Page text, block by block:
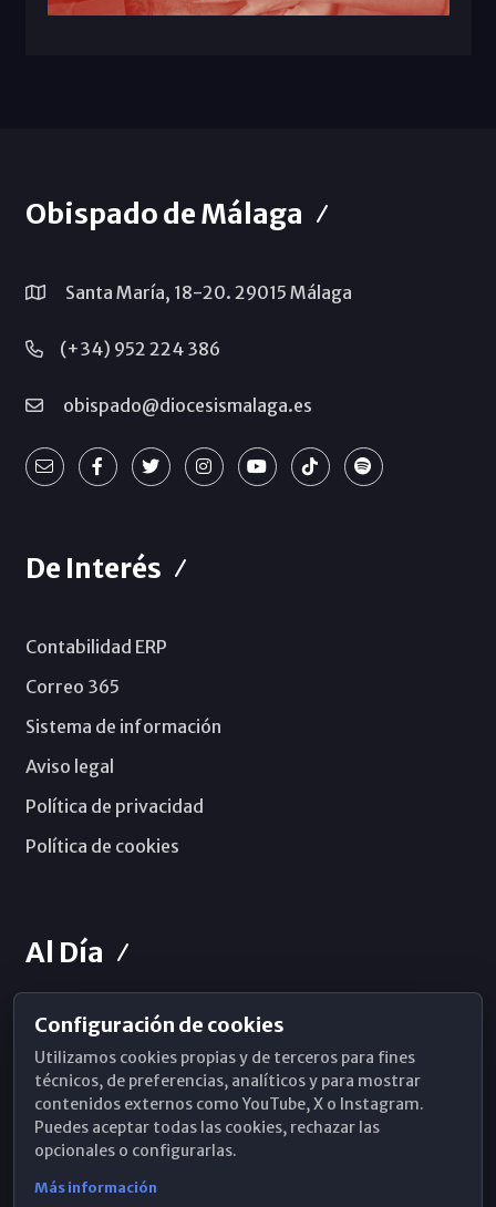
Obispado de Málaga
Santa María, 18-20. 29015 Málaga
(+34) 952 224 386
obispado@diocesismalaga.es
De Interés
Contabilidad ERP
Correo 365
Sistema de información
Aviso legal
Política de privacidad
Política de cookies
Al Día
Horarios de Misa
Hemeroteca
WhatsApp
Configuración de cookies
Utilizamos cookies propias y de terceros para fines
técnicos, de preferencias, analíticos y para mostrar
contenidos externos como YouTube, X o Instagram.
Puedes aceptar todas las cookies, rechazar las
opcionales o configurarlas.
Más información